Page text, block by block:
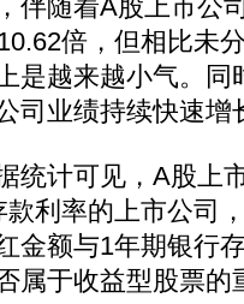
随着A股上市公
倍，但相比未
是越来越小气。
司业绩持续快速增
计可见，A股上
利率的上市公司
金额与1年期银行
属于收益型股票的